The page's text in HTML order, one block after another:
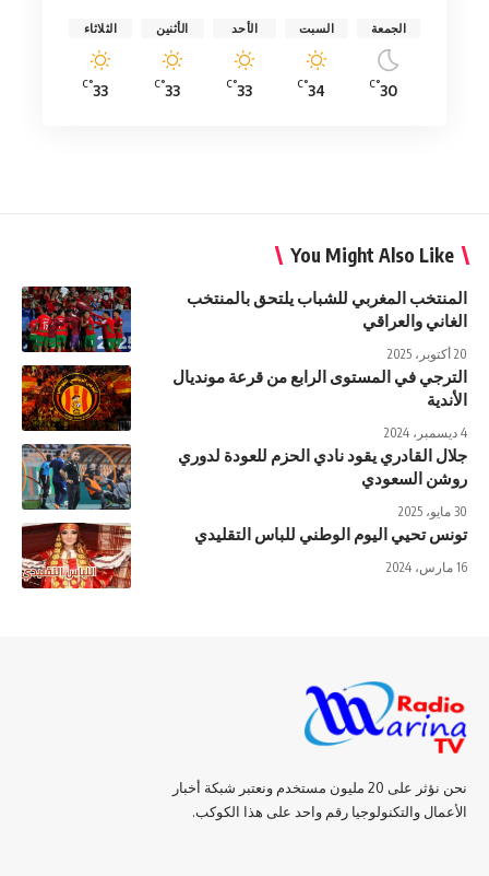
الجمعة
30
°C
السبت
34
°C
الأحد
33
°C
الأثنين
33
°C
الثلاثاء
33
°C
You Might Also Like
المنتخب المغربي للشباب يلتحق بالمنتخب
الغاني والعراقي
20 أكتوبر، 2025
الترجي في المستوى الرابع من قرعة مونديال
الأندية
4 ديسمبر، 2024
جلال القادري يقود نادي الحزم للعودة لدوري
روشن السعودي
30 مايو، 2025
تونس تحيي اليوم الوطني للباس التقليدي
16 مارس، 2024
نحن نؤثر على 20 مليون مستخدم ونعتبر شبكة أخبار
الأعمال والتكنولوجيا رقم واحد على هذا الكوكب.